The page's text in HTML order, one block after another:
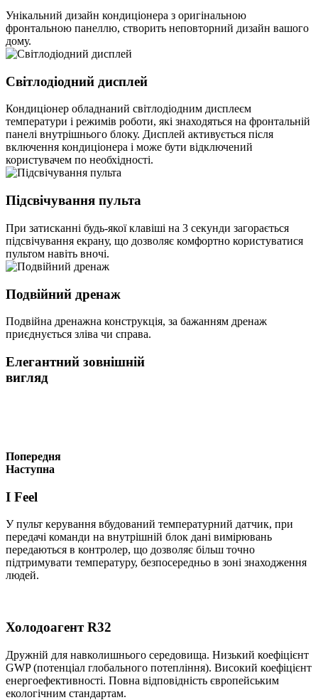
Унікальний дизайн кондиціонера з оригінальною
фронтальною панеллю, створить неповторний дизайн вашого
дому.
Світлодіодний дисплей
Кондиціонер обладнаний світлодіодним дисплеєм
температури і режимів роботи, які знаходяться на фронтальній
панелі внутрішнього блоку. Дисплей активується після
включення кондиціонера і може бути відключений
користувачем по необхідності.
Підсвічування пульта
При затисканні будь-якої клавіші на 3 секунди загорається
підсвічування екрану, що дозволяє комфортно користуватися
пультом навіть вночі.
Подвійний дренаж
Подвійна дренажна конструкція, за бажанням дренаж
приєднується зліва чи справа.
Елегантний зовнішній
вигляд
Попередня
Наступна
I Feel
У пульт керування вбудований температурний датчик, при
передачі команди на внутрішній блок дані вимірювань
передаються в контролер, що дозволяє більш точно
підтримувати температуру, безпосередньо в зоні знаходження
людей.
Холодоагент R32
Дружній для навколишнього середовища. Низький коефіцієнт
GWP (потенціал глобального потепління). Високий коефіцієнт
енергоефективності. Повна відповідність європейським
екологічним стандартам.